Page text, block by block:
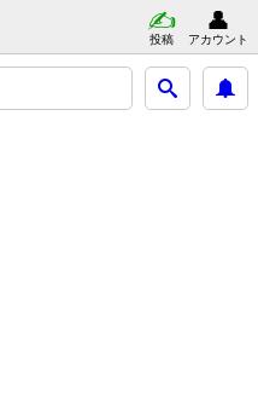
投稿 アカウント